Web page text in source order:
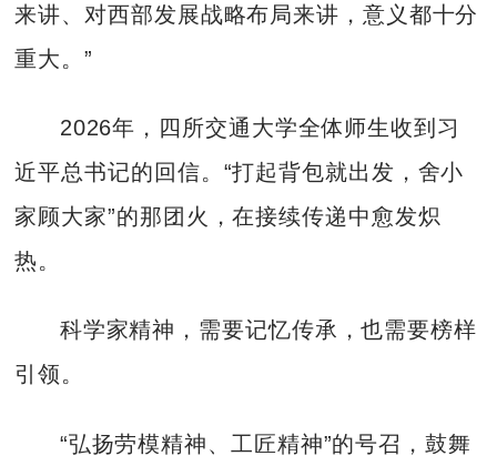
来讲、对西部发展战略布局来讲，意义都十分
重大。”
2026年，四所交通大学全体师生收到习
近平总书记的回信。“打起背包就出发，舍小
家顾大家”的那团火，在接续传递中愈发炽
热。
科学家精神，需要记忆传承，也需要榜样
引领。
“弘扬劳模精神、工匠精神”的号召，鼓舞